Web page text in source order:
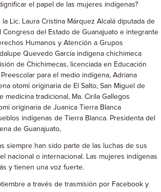
el papel de las mujeres indígenas?
Lic. Laura Cristina Márquez Alcalá diputada de
Congreso del Estado de Guanajuato e integrante
Humanos y Atención a Grupos
Quevedo García indígena chichimeca
de Chichimecas, licenciada en Educación
para el medio indígena, Adriana
otomí originaria de El Salto, San Miguel de
medicina tradicional, Ma. Cirila Gallegos
originaria de Juanica Tierra Blanca
indígenas de Tierra Blanca. Presidenta del
de Guanajuato,
siempre han sido parte de las luchas de sus
nacional o internacional. Las mujeres indígenas
y tienen una voz fuerte.
a través de trasmisión por Facebook y